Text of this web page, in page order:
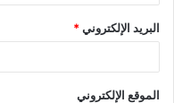
البريد الإلكتروني*
الموقع الإلكتروني